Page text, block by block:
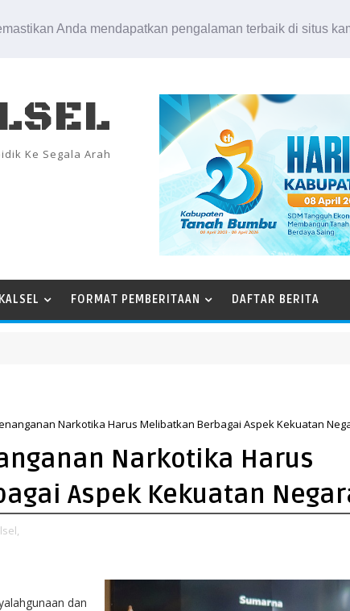
Anda mendapatkan pengalaman terbaik di situs
Ke Segala Arah
FORMAT PEMBERITAAN DAFTAR BERITA
Narkotika Harus Melibatkan Berbagai Aspek Kekuatan
Narkotika Harus
Aspek Kekuatan
dan